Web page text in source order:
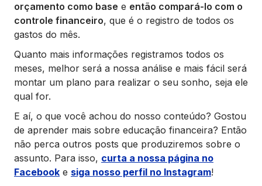
orçamento como base e então compará-lo com o
controle financeiro, que é o registro de todos os
gastos do mês.
Quanto mais informações registramos todos os
meses, melhor será a nossa análise e mais fácil será
montar um plano para realizar o seu sonho, seja ele
qual for.
E aí, o que você achou do nosso conteúdo? Gostou
de aprender mais sobre educação financeira? Então
não perca outros posts que produziremos sobre o
assunto. Para isso, curta a nossa página no
Facebook e siga nosso perfil no Instagram!